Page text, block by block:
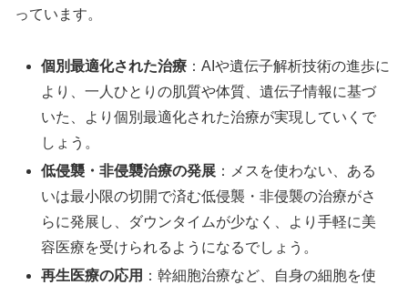
っています。
個別最適化された治療 ：AIや遺伝子解析技術の進歩に
より、一人ひとりの肌質や体質、遺伝子情報に基づ
いた、より個別最適化された治療が実現していくで
しょう。
低侵襲・非侵襲治療の発展 ：メスを使わない、ある
いは最小限の切開で済む低侵襲・非侵襲の治療がさ
らに発展し、ダウンタイムが少なく、より手軽に美
容医療を受けられるようになるでしょう。
再生医療の応用 ：幹細胞治療など、自身の細胞を使